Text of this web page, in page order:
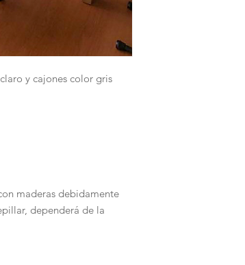
y cajones color gris
maderas debidamente
dependerá de la